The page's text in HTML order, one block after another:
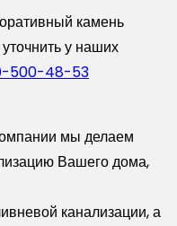
камень
у наших
500-48-53
мы делаем
Вашего дома,
канализации, а